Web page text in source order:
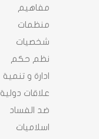
مفاهيم
منظمات
شخصيات
نظم حكم
ادارة و تنمية
علاقات دولية
ضد الفساد
اسلاميات